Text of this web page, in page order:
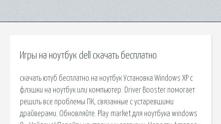
Игры на ноутбук dell скачать бесплатно
скачать ютуб бесплатно на ноутбук Установка Windows XP с
флэшки на ноутбук или компьютер. Driver Booster помогает
решить все проблемы ПК, связанные с устаревшими
драйверами. Обновляйте. Play market для ноутбука windows